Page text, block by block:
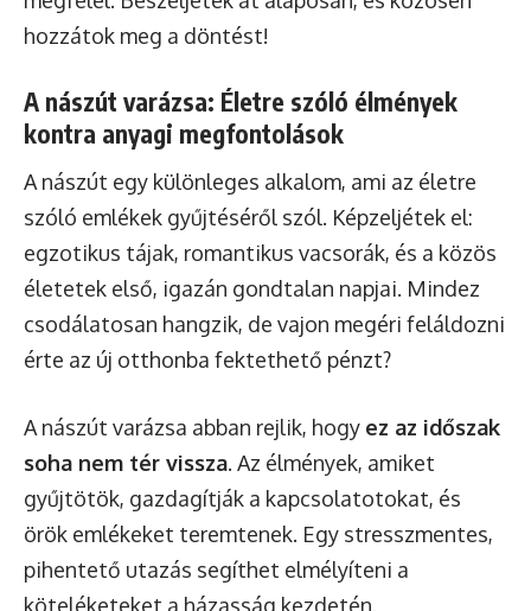
hozzátok meg a döntést!
A nászút varázsa: Életre szóló élmények
kontra anyagi megfontolások
A nászút egy különleges alkalom, ami az életre
szóló emlékek gyűjtéséről szól. Képzeljétek el:
egzotikus tájak, romantikus vacsorák, és a közös
életetek első, igazán gondtalan napjai. Mindez
csodálatosan hangzik, de vajon megéri feláldozni
érte az új otthonba fektethető pénzt?
A nászút varázsa abban rejlik, hogy ez az időszak
soha nem tér vissza. Az élmények, amiket
gyűjtötök, gazdagítják a kapcsolatotokat, és
örök emlékeket teremtenek. Egy stresszmentes,
pihentető utazás segíthet elmélyíteni a
köteléketeket a házasság kezdetén.